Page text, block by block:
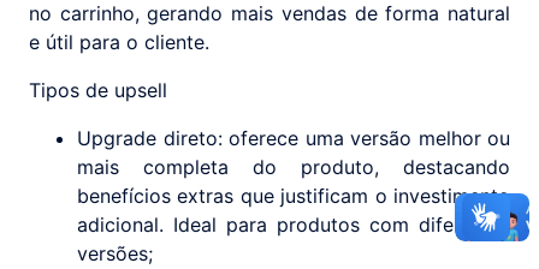
no carrinho, gerando mais vendas de forma natural
e útil para o cliente.
Tipos de upsell
Upgrade direto: oferece uma versão melhor ou
mais completa do produto, destacando
benefícios extras que justificam o investimento
adicional. Ideal para produtos com diferentes
versões;